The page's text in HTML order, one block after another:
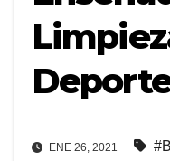
ENE 26, 2021